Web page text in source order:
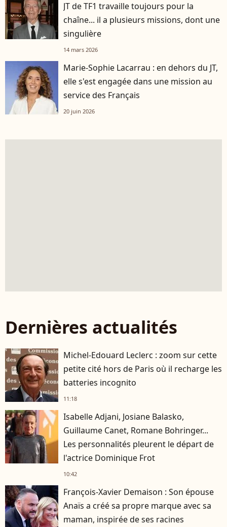
JT de TF1 travaille toujours pour la
chaîne... il a plusieurs missions, dont une
singulière
14 mars 2026
Marie-Sophie Lacarrau : en dehors du JT,
elle s'est engagée dans une mission au
service des Français
20 juin 2026
Dernières actualités
Michel-Edouard Leclerc : zoom sur cette
petite cité hors de Paris où il recharge les
batteries incognito
11:18
Isabelle Adjani, Josiane Balasko,
Guillaume Canet, Romane Bohringer...
Les personnalités pleurent le départ de
l'actrice Dominique Frot
10:42
François-Xavier Demaison : Son épouse
Anaïs a créé sa propre marque avec sa
maman, inspirée de ses racines